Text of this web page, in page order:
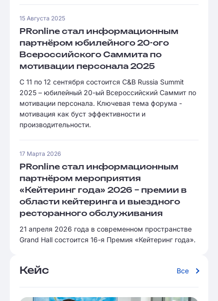
15 Августа 2025
PRonline стал информационным
партнёром юбилейного 20-ого
Всероссийского Саммита по
мотивации персонала 2025
С 11 по 12 сентября состоится C&B Russia Summit
2025 – юбилейный 20-ый Всероссийский Саммит по
мотивации персонала. Ключевая тема форума -
мотивация как буст эффективности и
производительности.
17 Марта 2026
PRonline стал информационным
партнёром мероприятия
«Кейтеринг года» 2026 – премии в
области кейтеринга и выездного
ресторанного обслуживания
21 апреля 2026 года в современном пространстве
Grand Hall состоится 16-я Премия «Кейтеринг года».
Кейс Все